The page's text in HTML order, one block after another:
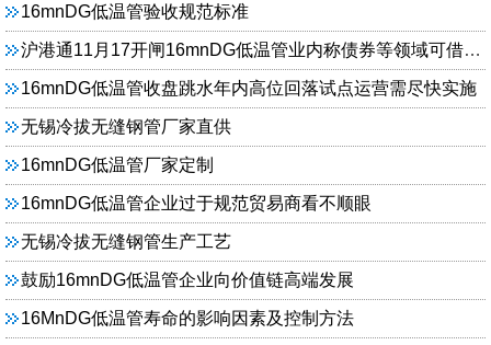
16mnDG低温管验收规范标准
沪港通11月17开闸16mnDG低温管业内称债券等领域可借鉴经验
16mnDG低温管收盘跳水年内高位回落试点运营需尽快实施
无锡冷拔无缝钢管厂家直供
16mnDG低温管厂家定制
16mnDG低温管企业过于规范贸易商看不顺眼
无锡冷拔无缝钢管生产工艺
鼓励16mnDG低温管企业向价值链高端发展
16MnDG低温管寿命的影响因素及控制方法